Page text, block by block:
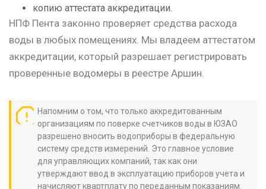
копию аттестата аккредитации.
НПФ Пента законно проверяет средства расхода
воды в любых помещениях. Мы владеем аттестатом
аккредитации, который разрешает регистрировать
проверенные водомеры в реестре Аршин.
Напомним о том, что только аккредитованным
организациям по поверке счетчиков воды в ЮЗАО
разрешено вносить водоприборы в федеральную
систему средств измерений. Это главное условие
для управляющих компаний, так как они
утверждают ввод в эксплуатацию приборов учета и
начисляют квартплату по переданным показаниям.